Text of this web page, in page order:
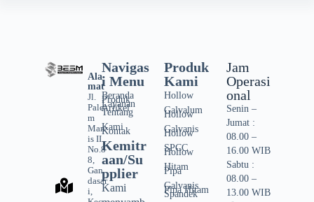
Ala
mat
Jl.
Pale
m
Man
is II
No.8
8,
Gan
dasar
i,
Navigas
i Menu
Beranda
Produk
Layanan
Artikel
Tentang
Kami
Kontak
Kemitr
aan/Su
pplier
Kami
Produk
Kami
Hollow
Galvalum
Hollow
Galvanis
Hollow
SPCC
Hollow
Hitam
Pipa
Galvanis
Pipa Hitam
Spandek
Jam
Operasi
onal
Senin –
Jumat :
08.00 –
16.00 WIB
Sabtu :
08.00 –
13.00 WIB